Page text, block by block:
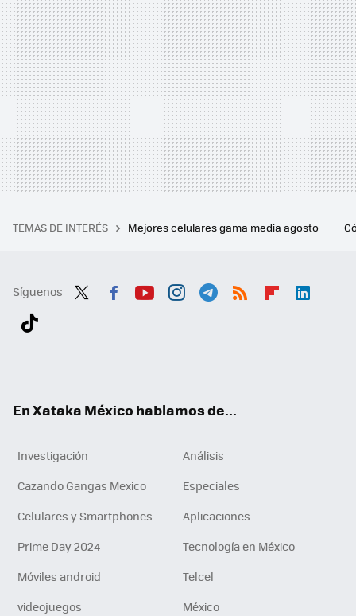
TEMAS DE INTERÉS Mejores celulares gama media agosto
Síguenos
En Xataka México hablamos de...
Investigación
Análisis
Cazando Gangas Mexico
Especiales
Celulares y Smartphones
Aplicaciones
Prime Day 2024
Tecnología en México
Móviles android
Telcel
videojuegos
México